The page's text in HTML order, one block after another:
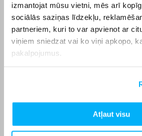
izmantojat mūsu vietni, mēs arī
sociālās saziņas līdzekļu,
partneriem, kuri to var apvienot ar
viņiem sniedzat vai ko viņi apkopo,
pakalpojumus.
Atļaut visu
BIGBOX.LV piedāvā iespēju par pirkumu
vienādos maksājumos, tāpēc izvēlēto
ērtāk, sadalot maksājumu vairākās
nodrošināta visā Latvijā: uz pakomātiem
pasūtījumiem virs 499 € piegāde uz
kurjera piegāde maksā no 3,99 €. Precīzs
Izvēlēto preci no kategorijas Operatīvās